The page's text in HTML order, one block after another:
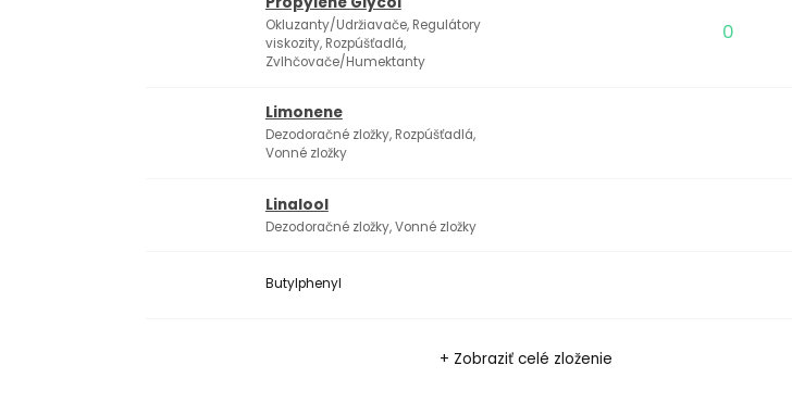
Okluzanty/Udržiavače, Regulátory
viskozity, Rozpúšťadlá,
Zvlhčovače/Humektanty
0
Limonene
Dezodoračné zložky, Rozpúšťadlá,
Vonné zložky
Linalool
Dezodoračné zložky, Vonné zložky
Butylphenyl
+ Zobraziť celé zloženie